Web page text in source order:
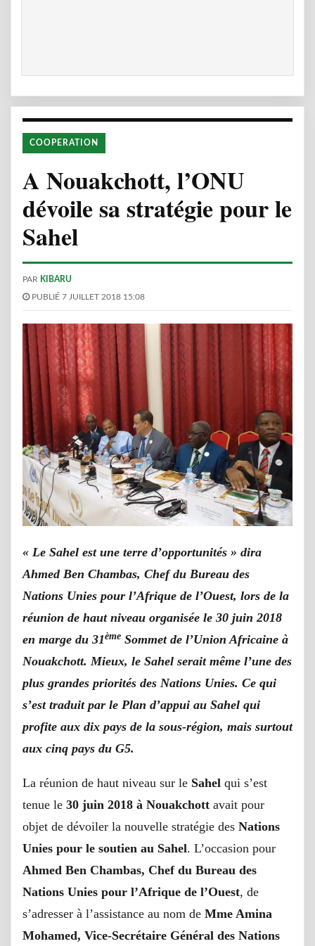
COOPERATION
A Nouakchott, l’ONU
dévoile sa stratégie pour le
Sahel
PAR KIBARU
PUBLIÉ 7 JUILLET 2018 15:08
« Le Sahel est une terre d’opportunités » dira
Ahmed Ben Chambas, Chef du Bureau des
Nations Unies pour l’Afrique de l’Ouest, lors de la
réunion de haut niveau organisée le 30 juin 2018
en marge du 31ème Sommet de l’Union Africaine à
Nouakchott. Mieux, le Sahel serait même l’une des
plus grandes priorités des Nations Unies. Ce qui
s’est traduit par le Plan d’appui au Sahel qui
profite aux dix pays de la sous-région, mais surtout
aux cinq pays du G5.
La réunion de haut niveau sur le Sahel qui s’est
tenue le 30 juin 2018 à Nouakchott avait pour
objet de dévoiler la nouvelle stratégie des Nations
Unies pour le soutien au Sahel. L’occasion pour
Ahmed Ben Chambas, Chef du Bureau des
Nations Unies pour l’Afrique de l’Ouest, de
s’adresser à l’assistance au nom de Mme Amina
Mohamed, Vice-Secrétaire Général des Nations